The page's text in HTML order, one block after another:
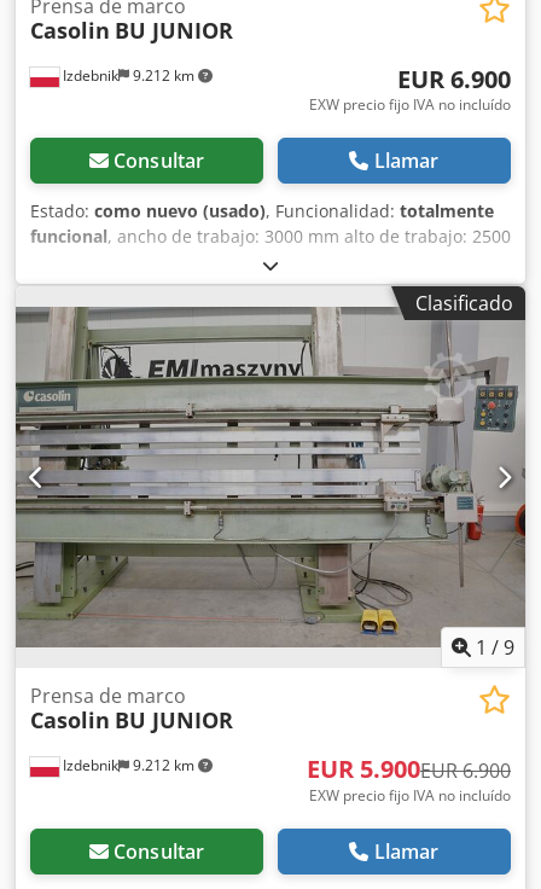
Izdebnik 9.212 km
Prensa de marco
Casolin BU JUNIOR
EUR 6.900
EXW precio fijo IVA no incluído
Consultar Llamar
Estado: como nuevo (usado), Funcionalidad: totalmente
funcional, ancho de trabajo: 3000 mm alto de trabajo: 2500
mm Dcsdpfx Aszn Iqwsqlek año de fabricación: 1995
potencia de los motores: 7 kW peso: 2500 kg alimentación:
380 V cilindros laterales y reductores ajustables desde el
panel de control interruptor de seguridad: dispositivo de
desconexión de emergencia marcado CE
Clasificado
1 /9
Izdebnik 9.212 km
Prensa de marco
Casolin BU JUNIOR
EUR 5.900EUR 6.900
EXW precio fijo IVA no incluído
Consultar Llamar